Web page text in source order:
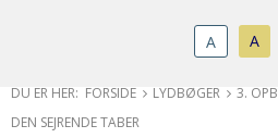
og
gå
forsiden
guide
for
1.2:
Bestyrelse
1.3:
Økonomi
A A
FORSIDE LYDBØGER
3.
DEN SEJRENDE TABER